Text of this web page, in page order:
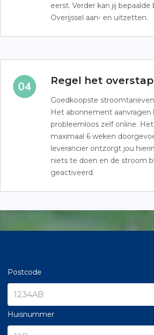
eerst. Verder kan jij
Overijssel aan- en uitzetten.
Regel het
Goedkoopste
Het abonnement aanvragen
probleemloos zelf online.
maximaal 6 weken
leverancier ontzorgt jou
niets te doen en de stroom
geactiveerd.
Postcode
Huisnummer